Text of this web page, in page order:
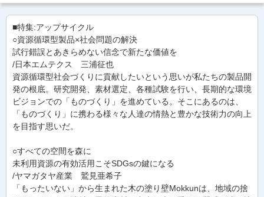
■特集:アップサイクル
○資源循環型製品×社会問題の解決
試行錯誤とあきらめない信念で新たな価値を
/日本エムテクス 三浦征也
資源循環型社会づくりに貢献したいという思いが私たちの製品開
発の根底。研究開発、素材選定、各種試験を行い、長期的な環境
ビジョンでの「ものづくり」を進めている。そこにあるのは、
「ものづくり」に携わる様々な人達の情熱と豊かな技術力の向上
を目指す思いだ。
○すべての空間を森に
未利用資源の有効活用こそSDGsの鍵になる
/ヤマガタヤ産業 鷲見亜希子
「もったいない」から生まれた木の塗り壁Mokkunは、地域の捨